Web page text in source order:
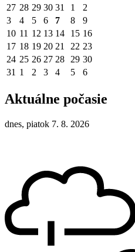
27 28 29 30 31 1
2
3
4 5 6 7 8
9
10 11 12 13 14 15 16
17 18 19 20 21 22 23
24 25 26 27 28 29 30
31 1 2 3 4 5 6
Aktuálne počasie
dnes, piatok 7. 8. 2026